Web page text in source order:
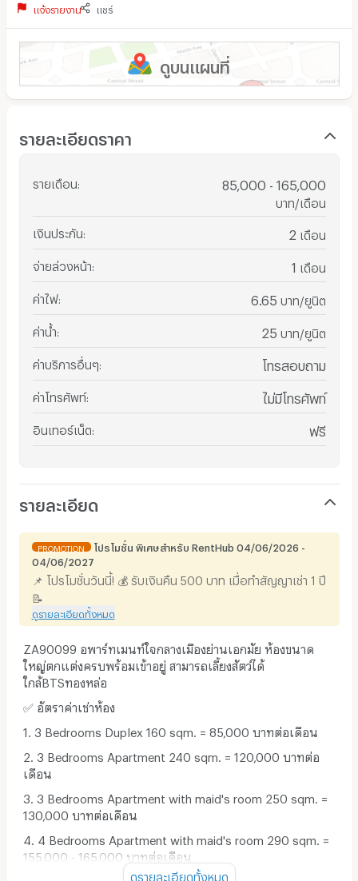
แจ้งรายงาน แชร์
ดูบนแผนที่
รายละเอียดราคา
รายเดือน 85,000 - 165,000
บาท/เดือน
เงินประกัน 2 เดือน
จ่ายล่วงหน้า 1 เดือน
ค่าไฟ: 6.65 บาท/ยูนิต
ค่าน้ำ 25 บาท/ยูนิต
ค่าบริการอื่นๆ โทรสอบถาม
ค่าโทรศัพท์: ไม่มีโทรศัพท์
อินเทอร์เน็ต ฟรี
รายละเอียด
PROMOTION
โปรโมชั่น พิเศษสำหรับ RentHub 04/06/2026 -
04/06/2027
📌 โปรโมชั่นวันนี้! 💰 รับเงินคืน 500 บาท เมื่อทำสัญญาเช่า 1 ปี
📝
ดูรายละเอียดทั้งหมด
ZA90099 อพาร์ทเมนท์ใจกลางเมืองย่านเอกมัย ห้องขนาด
ใหญ่ตกแต่งครบพร้อมเข้าอยู่ สามารถเลี้ยงสัตว์ได้
ใกล้BTSทองหล่อ
✅ อัตราค่าเช่าห้อง
1. 3 Bedrooms Duplex 160 sqm. = 85,000 บาทต่อเดือน
2. 3 Bedrooms Apartment 240 sqm. = 120,000 บาทต่อ
เดือน
3. 3 Bedrooms Apartment with maid's room 250 sqm. =
130,000 บาทต่อเดือน
4. 4 Bedrooms Apartment with maid's room 290 sqm. =
155,000 - 165,000 บาทต่อเดือน
ดูรายละเอียดทั้งหมด